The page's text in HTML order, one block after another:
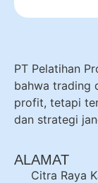
PT Pelatihan
bahwa trading
profit, tetapi
dan strategi
ALAMAT
Citra Raya